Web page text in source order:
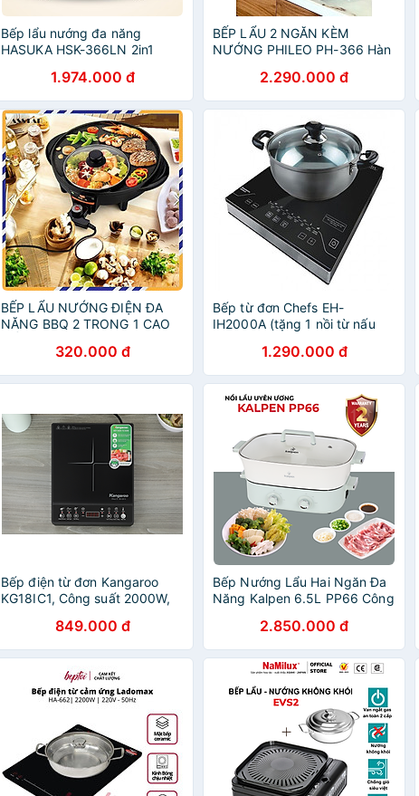
Bếp lẩu nướng đa năng
HASUKA HSK-366LN 2in1
chống dính Ceramic an toàn -
HÀNG CHÍNH HÃNG
1.974.000 đ
BẾP LẨU 2 NGĂN KÈM
NƯỚNG PHILEO PH-366 Hàn
2.290.000 đ
BẾP LẨU NƯỚNG ĐIỆN ĐA
NĂNG BBQ 2 TRONG 1 CAO
320.000 đ
Bếp từ đơn Chefs EH-
IH2000A (tặng 1 nồi từ nấu
1.290.000 đ
Bếp điện từ đơn Kangaroo
KG18IC1, Công suất 2000W,
849.000 đ
Bếp Nướng Lẩu Hai Ngăn Đa
Năng Kalpen 6.5L PP66 Công
2.850.000 đ